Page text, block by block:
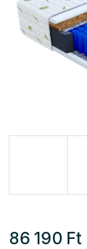
86 190 Ft